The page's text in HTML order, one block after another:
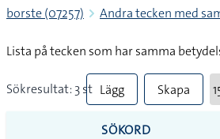
borste (07257) Andra tecken med
Lista på tecken som har samma
Sökresultat: 3 st Lägg
till
Skapa
SÖKORD